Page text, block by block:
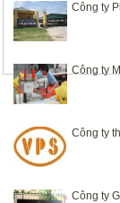
Công ty
Công ty
Công ty
Công ty